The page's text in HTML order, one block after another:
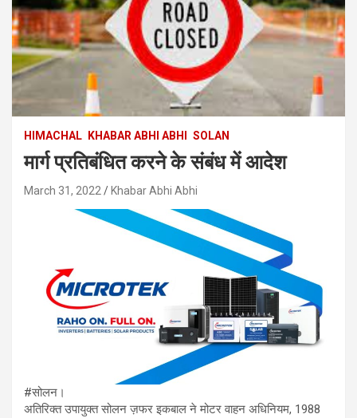
HIMACHAL KHABAR ABHI ABHI SOLAN
मार्ग प्रतिबंधित करने के संबंध में आदेश
March 31, 2022 Khabar Abhi Abhi
#सोलन।
अतिरिक्त उपायुक्त सोलन ज़फर इकबाल ने मोटर वाहन अधिनियम, 1988